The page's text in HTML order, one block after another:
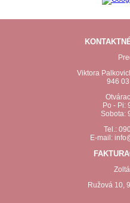
Viktora
946
Po - Pi:
Sobota:
Tel.:
E-mail:
Ružová 10,